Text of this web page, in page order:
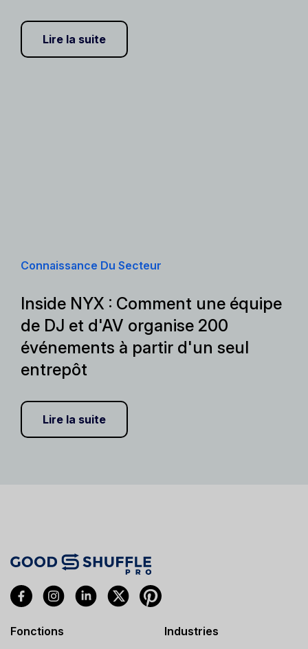
Lire la suite
Connaissance Du Secteur
Inside NYX : Comment une équipe
de DJ et d'AV organise 200
événements à partir d'un seul
entrepôt
Lire la suite
Fonctions Industries